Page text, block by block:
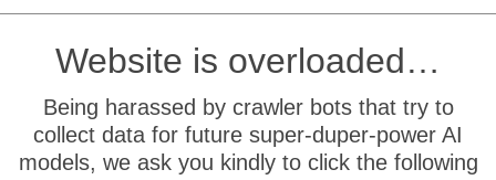
Website is overloaded…
Being harassed by crawler bots that try to
collect data for future super-duper-power AI
models, we ask you kindly to click the following